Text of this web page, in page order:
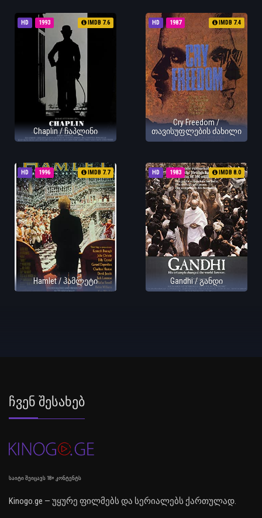
HD 1993 IMDB 7.6
Chaplin / ჩაპლინი
HD 1987 IMDB 7.4
Cry Freedom /
თავისუფლების ძახილი
HD 1996 IMDB 7.7
Hamlet / ჰამლეტი
HD 1983 IMDB 8.0
Gandhi / განდი
Ჩვენ Შესახებ
საიტი შეიცავს 18+ კონტენტს
Kinogo.ge — უყურე ფილმებს და სერიალებს ქართულად.